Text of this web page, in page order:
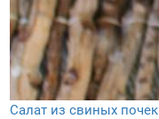
Салат из свиных почек